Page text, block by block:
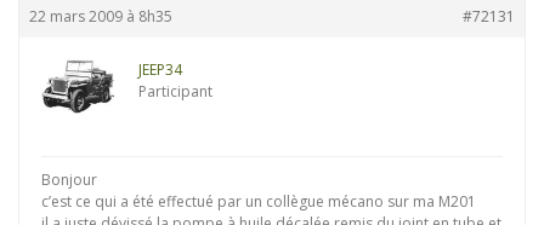
22 mars 2009 à 8h35 #72131
JEEP34
Participant
Bonjour
c’est ce qui a été effectué par un collègue mécano sur ma M201